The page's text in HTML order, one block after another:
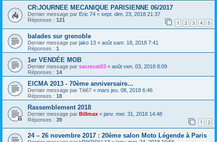
CR:JOURNEE MECANIQUE PARISIENNE 06/2017
Dernier message par Eric 74 « sept. dim. 23, 2018 21:37
Réponses : 121 1 2 3 4 5
balades sur grenoble
Dernier message par jako 13 « août sam. 18, 2018 7:41
Réponses : 1
1er VENDÉE MOB
Dernier message par sacrecat03 « août ven. 03, 2018 8:09
Réponses : 14
EICMA 2013 - 70ème anniversaire...
Dernier message par Titi67 « mars jeu. 08, 2018 6:46
Réponses : 18
Rassemblement 2018
Dernier message par Billmax « janv. mer. 31, 2018 14:48
Réponses : 39 1 2
24 – 26 novembre 2017 : 20ème salon Moto Légende à Paris